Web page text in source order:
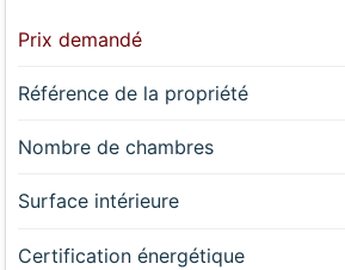
Prix demandé
Référence de la propriété
Nombre de chambres
Surface intérieure
Certification énergétique